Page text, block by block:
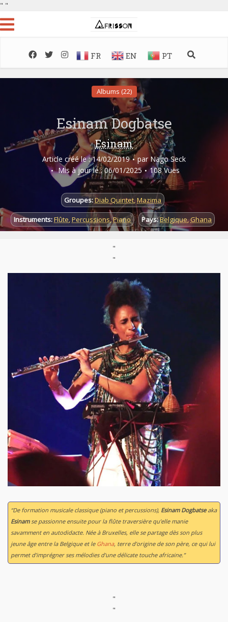
" "
FR EN PT
Albums (22)
Esinam Dogbatse
Esinam
Article créé le : 14/02/2019 par Nago Seck
Mis à jour le : 06/01/2025
108 Vues
Groupes:Diab Quintet,Mazima
Instruments:Flûte,Percussions,Piano Pays:Belgique,Ghana
https://www.esinamdogbatse.com/
"
"
“De formation musicale classique (piano et percussions), Esinam Dogbatseaka
Esinamse passionne ensuite pour la flûte traversière qu’elle manie
savamment en autodidacte. Née à Bruxelles, elle se partage dès son plus
jeune âge entre la Belgique et le Ghana, terre d’origine de son père, ce qui lui
permet d’imprégner ses mélodies d’une délicate touche africaine.”
"
"